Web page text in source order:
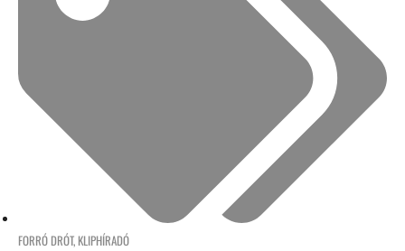
FORRÓ DRÓT, KLIPHÍRADÓ